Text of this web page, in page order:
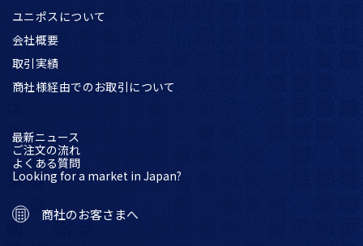
ユニポスについて
会社概要
取引実績
商社様経由でのお取引について
最新ニュース
ご注文の流れ
よくある質問
Looking for a market in Japan?
商社のお客さまへ